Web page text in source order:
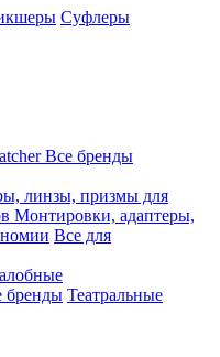
Суфлеры
Все бренды
линзы, призмы для
Монтировки, адаптеры,
Все для
бренды Театральные